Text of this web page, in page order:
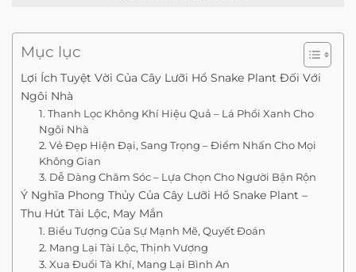
Mục lục
Lợi Ích Tuyệt Vời Của Cây Lưỡi Hổ Snake Plant Đối Với
Ngôi Nhà
1. Thanh Lọc Không Khí Hiệu Quả – Lá Phổi Xanh Cho
Ngôi Nhà
2. Vẻ Đẹp Hiện Đại, Sang Trọng – Điểm Nhấn Cho Mọi
Không Gian
3. Dễ Dàng Chăm Sóc – Lựa Chọn Cho Người Bận Rộn
Ý Nghĩa Phong Thủy Của Cây Lưỡi Hổ Snake Plant –
Thu Hút Tài Lộc, May Mắn
1. Biểu Tượng Của Sự Mạnh Mẽ, Quyết Đoán
2. Mang Lại Tài Lộc, Thịnh Vượng
3. Xua Đuổi Tà Khí, Mang Lại Bình An